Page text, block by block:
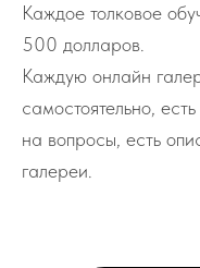
Каждое толковое
500 долларов.
Каждую онлайн
самостоятельно,
на вопросы, есть
галереи.